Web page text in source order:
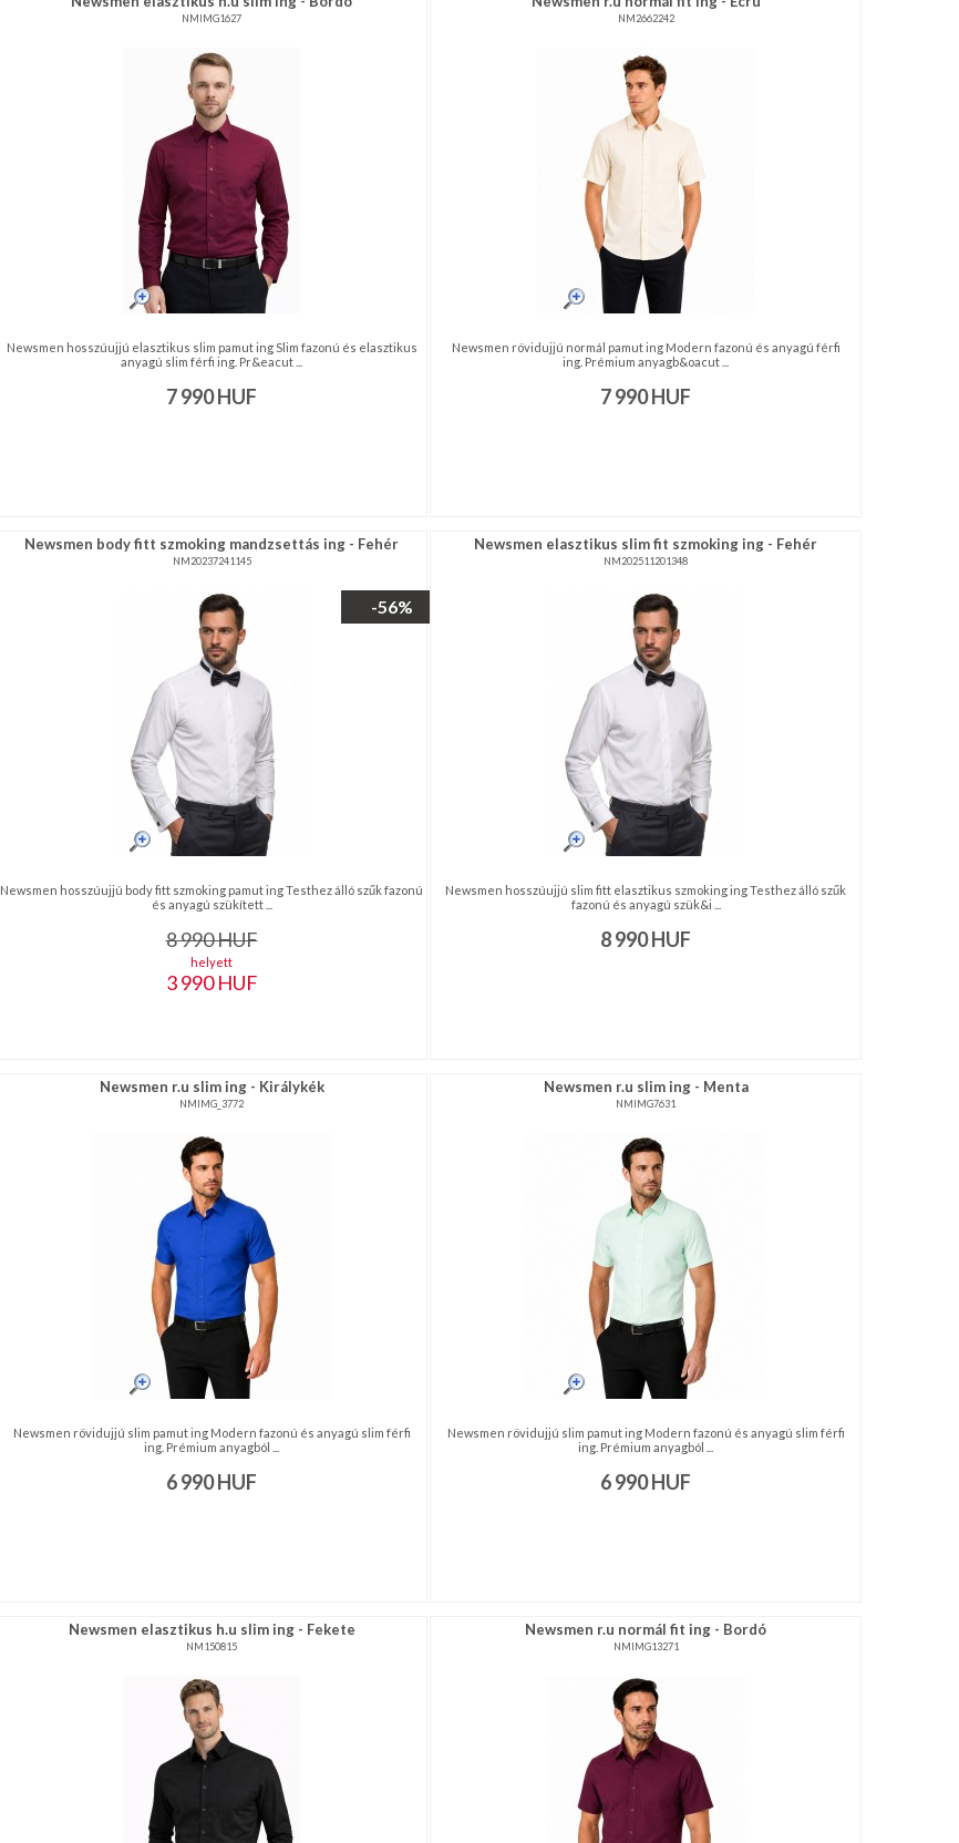
NMIMG1627
Newsmen hosszúujjú elasztikus slim pamut ing Slim fazonú és elasztikus
anyagú slim férfi ing. Pr&eacut ...
7 990HUF
NM2662242
Newsmen rövidujjú normál pamut ing Modern fazonú és anyagú férfi
ing. Prémium anyagb&oacut ...
7 990HUF
Newsmen body fitt szmoking mandzsettás ing - Fehér
NM20237241145
-56%
Newsmen hosszúujjú body fitt szmoking pamut ing Testhez álló szűk fazonú
és anyagú szükített ...
8 990HUF
helyett
3 990HUF
Newsmen elasztikus slim fit szmoking ing - Fehér
NM202511201348
Newsmen hosszúujjú slim fitt elasztikus szmoking ing Testhez álló szűk
fazonú és anyagú szük&i ...
8 990HUF
Newsmen r.u slim ing - Királykék
NMIMG_3772
Newsmen rövidujjú slim pamut ing Modern fazonú és anyagú slim férfi
ing. Prémium anyagból ...
6 990HUF
Newsmen r.u slim ing - Menta
NMIMG7631
Newsmen rövidujjú slim pamut ing Modern fazonú és anyagú slim férfi
ing. Prémium anyagból ...
6 990HUF
Newsmen elasztikus h.u slim ing - Fekete
NM150815
Newsmen r.u normál fit ing - Bordó
NMIMG13271